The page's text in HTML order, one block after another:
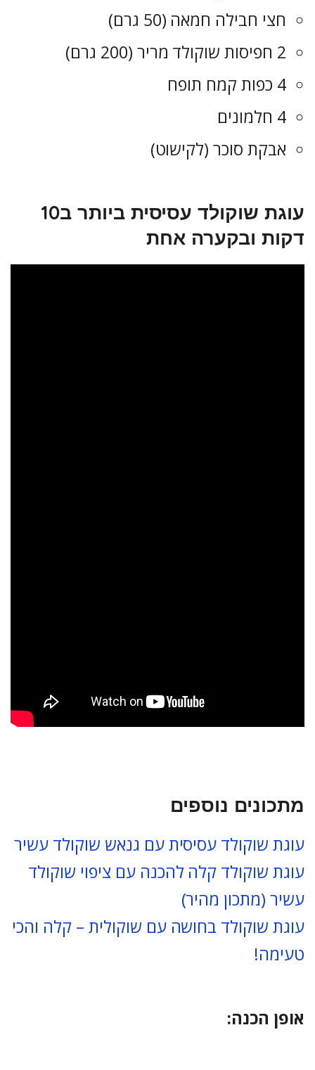
חצי חבילה חמאה (50 גרם)
2 חפיסות שוקולד מריר (200 גרם)
4 כפות קמח תופח
4 חלמונים
אבקת סוכר (לקישוט)
עוגת שוקולד עסיסית ביותר ב10
דקות ובקערה אחת
מתכונים נוספים
עוגת שוקולד עסיסית עם גנאש שוקולד עשיר
עוגת שוקולד קלה להכנה עם ציפוי שוקולד
עשיר (מתכון מהיר)
עוגת שוקולד בחושה עם שוקולית – קלה והכי
טעימה!
אופן הכנה: